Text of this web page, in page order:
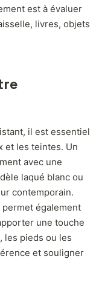
est à évaluer
livres, objets
il est essentiel
et les teintes. Un
avec une
laqué blanc ou
contemporain.
également
une touche
les pieds ou les
et souligner